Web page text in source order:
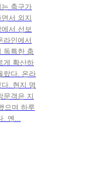
축구가
서 외지
서 선보
라인에서
독특한 춤
게 확산하
랐다. 온라
. 현지 명
객은 지
으며 하루
옌...